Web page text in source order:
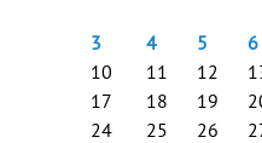
3
4 5 6
10
11 12
17
18 19
24
25 26